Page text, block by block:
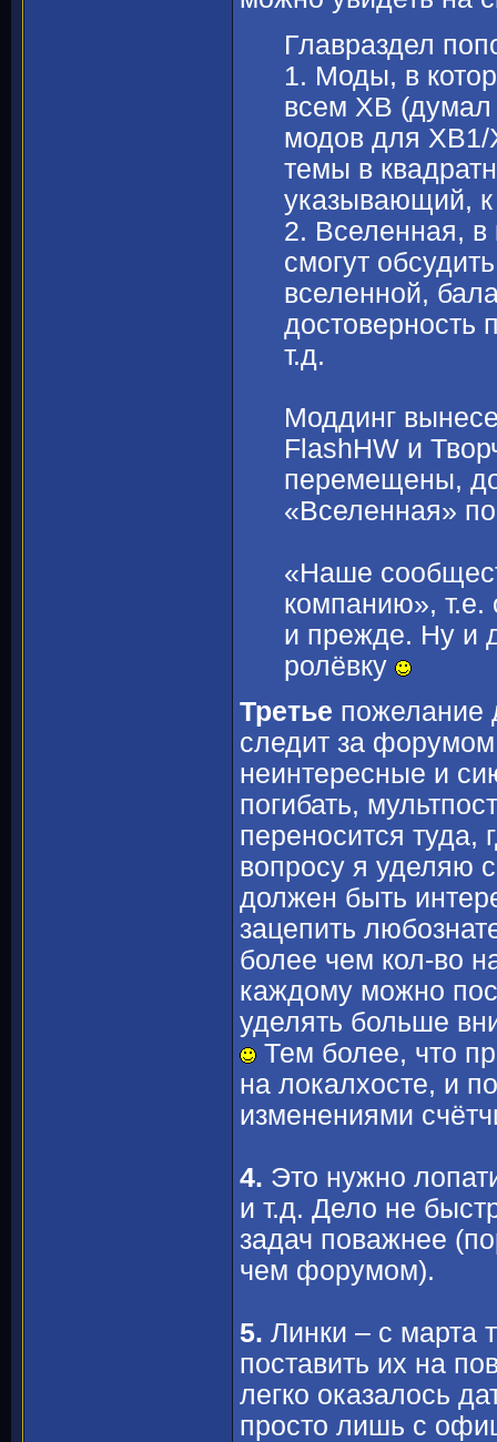
Главраздел
1. Моды, в
всем ХВ (думал
модов для ХВ1/
темы в
указывающий, к
2. Вселенная, в
смогут
вселенной,
достоверность
т.д.
Моддинг
FlashHW и
перемещены,
«Вселенная»
«Наше
компанию», т.е.
и прежде. Ну и
ролёвку
Третье пожелание
следит за
неинтересные и
погибать,
переносится туда,
вопросу я уделяю
должен быть
зацепить
более чем кол-во
каждому можно
уделять больше
Тем более, что
на локалхосте, и
изменениями
4. Это нужно
и т.д. Дело не
задач поважнее
чем форумом).
5. Линки – с марта
поставить их на
легко оказалось
просто лишь с